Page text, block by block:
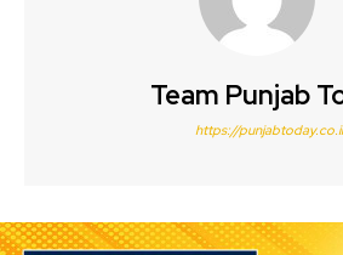
Team Punjab
https://